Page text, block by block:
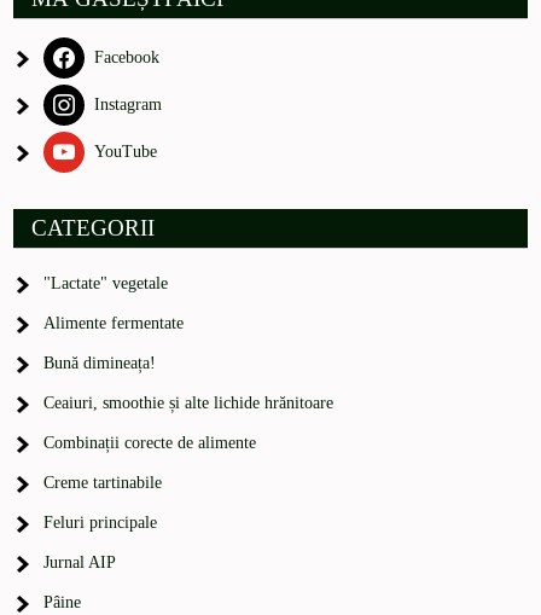
Facebook
Instagram
YouTube
CATEGORII
"Lactate" vegetale
Alimente fermentate
Bună dimineața!
Ceaiuri, smoothie și alte lichide hrănitoare
Combinații corecte de alimente
Creme tartinabile
Feluri principale
Jurnal AIP
Pâine